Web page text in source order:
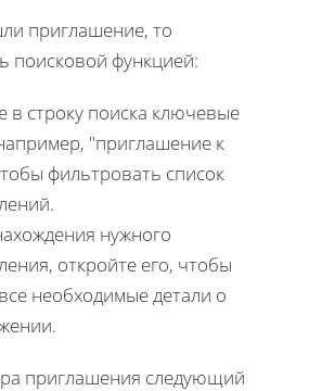
приглашение, то
поисковой функцией:
в строку поиска ключевые
"приглашение к
фильтровать список
нужного
откройте его, чтобы
необходимые детали о
приглашения следующий